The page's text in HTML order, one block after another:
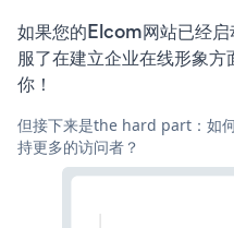
如果您的Elcom网站已经
服了在建立企业在线形象
你！
但接下来是the hard part：如
持更多的访问者？